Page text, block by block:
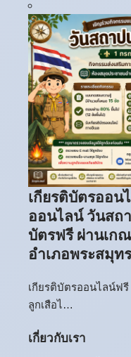
เกียรติบัตรออ
ออนไลน์ วันสถ
บัตรฟรี ผ่านเก
อำเภอพระสมุท
เกียรติบัตรออนไลน์ฟ
ลูกเสือไ…
เกี่ยวกับเรา